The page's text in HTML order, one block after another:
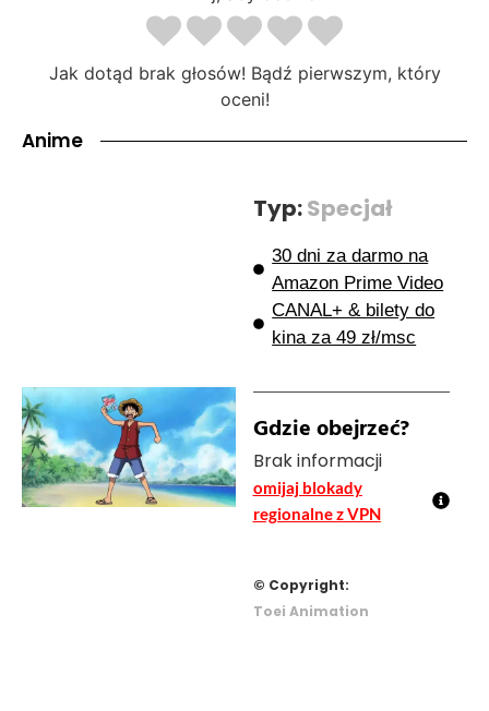
Jak dotąd brak głosów! Bądź pierwszym, który
oceni!
Anime
Typ:Specjał
30 dni za darmo na
Amazon Prime Video
CANAL+ & bilety do
kina za 49 zł/msc
Gdzie obejrzeć?
Brak informacji
omijaj blokady
regionalne z VPN
© Copyright:
Toei Animation